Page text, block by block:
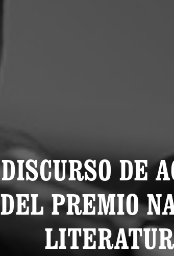
DISCURSO DE
DEL PREMIO